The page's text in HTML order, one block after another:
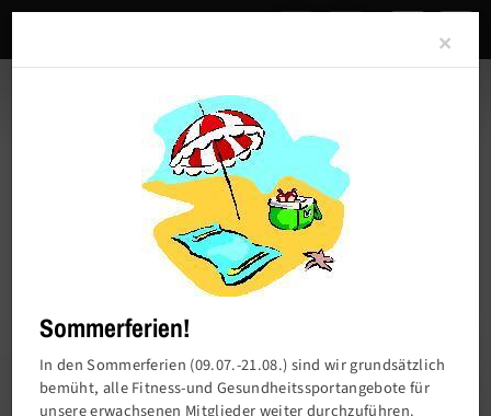
×
Sommerferien!
In den Sommerferien (09.07.-21.08.) sind wir grundsätzlich
bemüht, alle Fitness-und Gesundheitssportangebote für
unsere erwachsenen Mitglieder weiter durchzuführen.